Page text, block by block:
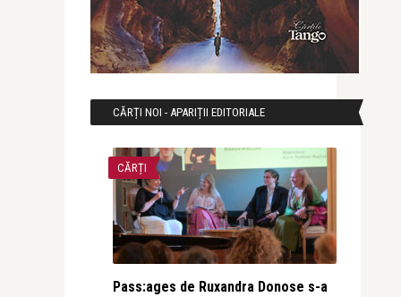
CĂRȚI NOI - APARIȚII EDITORIALE
CĂRȚI
Pass:ages de Ruxandra Donose s-a